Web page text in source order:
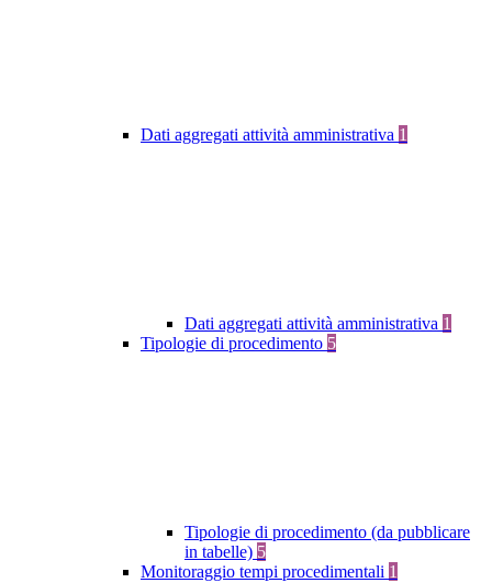
Dati aggregati attività amministrativa 1
Dati aggregati attività amministrativa 1
Tipologie di procedimento 5
Tipologie di procedimento (da pubblicare
in tabelle) 5
Monitoraggio tempi procedimentali 1